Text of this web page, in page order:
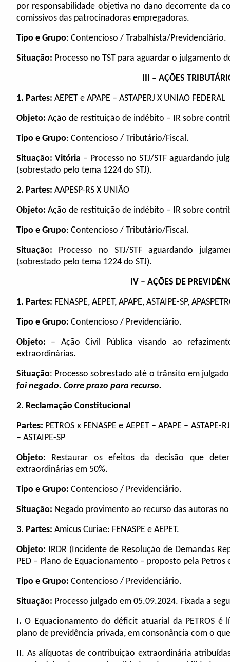
por responsabilidade objetiva no dano decorrente da
comissivos das patrocinadoras empregadoras.
Tipo e Grupo: Contencioso / Trabalhista/Previdenciário.
Situação: Processo no TST para aguardar o julgamento
III – AÇÕES
1. Partes: AEPET e APAPE – ASTAPERJ X UNIAO FEDERAL
Objeto: Ação de restituição de indébito – IR sobre
Tipo e Grupo: Contencioso / Tributário/Fiscal.
Situação: Vitória – Processo no STJ/STF aguardando
(sobrestado pelo tema 1224 do STJ).
2. Partes: AAPESP-RS X UNIÃO
Objeto: Ação de restituição de indébito – IR sobre
Tipo e Grupo: Contencioso / Tributário/Fiscal.
Situação: Processo no STJ/STF aguardando
(sobrestado pelo tema 1224 do STJ).
IV – AÇÕES DE
1. Partes: FENASPE, AEPET, APAPE, ASTAIPE-SP,
Tipo e Grupo: Contencioso / Previdenciário.
Objeto: – Ação Civil Pública visando ao
extraordinárias.
Situação: Processo sobrestado até o trânsito em julgado
foi negado. Corre prazo para recurso.
2. Reclamação Constitucional
Partes: PETROS x FENASPE e AEPET – APAPE – ASTAPE-
– ASTAIPE-SP
Objeto: Restaurar os efeitos dadecisão que
extraordinárias em 50%.
Tipo e Grupo: Contencioso / Previdenciário.
Situação: Negado provimento ao recurso das autoras no
3. Partes: Amicus Curiae: FENASPE e AEPET.
Objeto: IRDR (Incidente de Resolução de Demandas
PED – Plano de Equacionamento – proposto pela Petros
Tipo e Grupo: Contencioso / Previdenciário.
Situação: Processo julgado em 05.09.2024. Fixada a
I.O Equacionamento do déficit atuarial da PETROS
plano de previdência privada, em consonância com o
II. As alíquotas de contribuição extraordinária